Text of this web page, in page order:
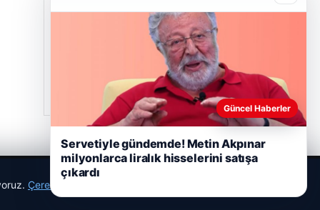
Çerez Politikamız
Güncel Haberler
Servetiyle gündemde! Metin Akpınar
milyonlarca liralık hisselerini satışa
çıkardı